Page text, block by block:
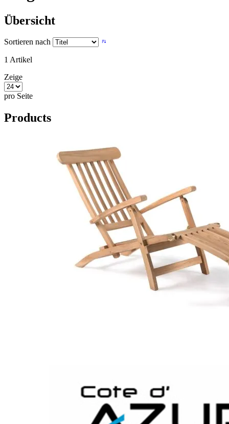
Übersicht
Sortieren nach
1 Artikel
Zeige
pro Seite
Products